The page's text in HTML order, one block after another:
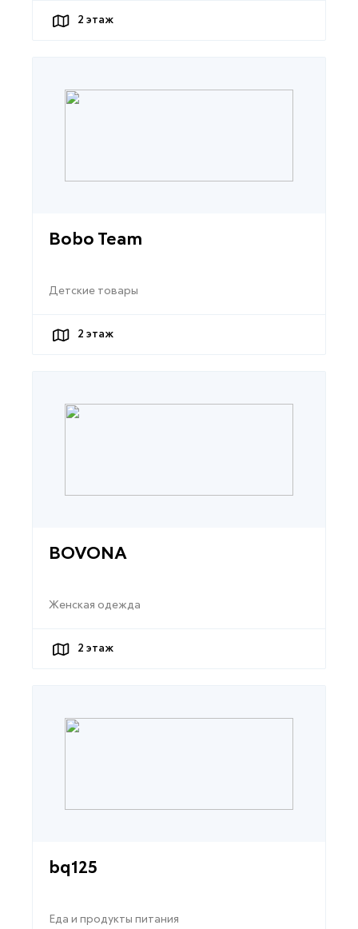
2 этаж
Bobo Team
Детские товары
2 этаж
BOVONA
Женская одежда
2 этаж
bq125
Еда и продукты питания